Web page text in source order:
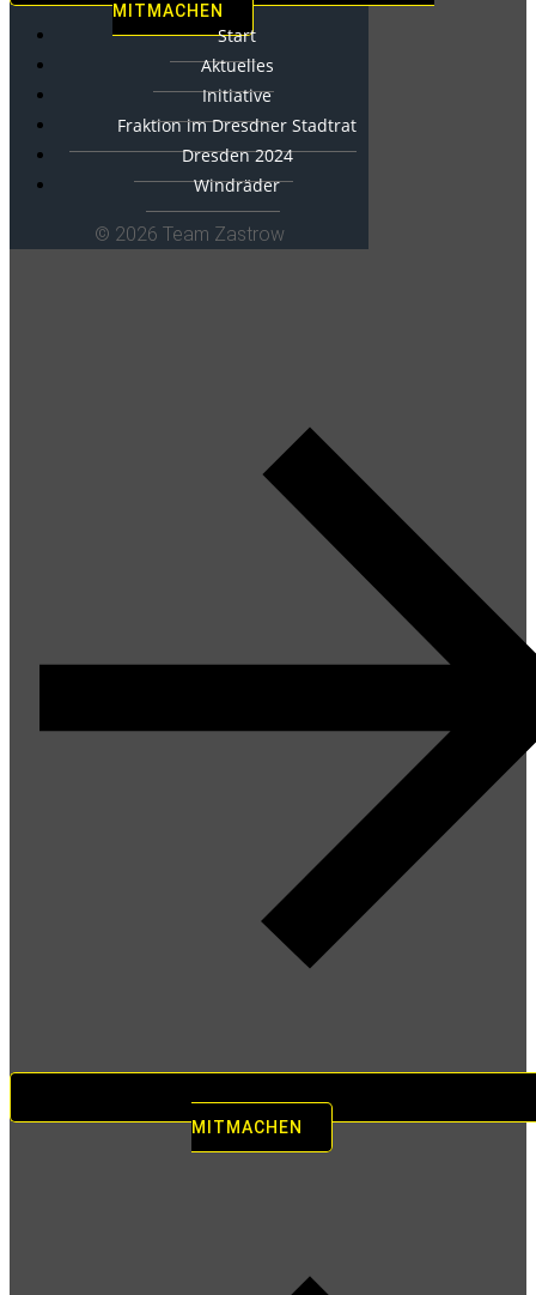
MITMACHEN
Start
Aktuelles
Initiative
Fraktion im Dresdner Stadtrat
Dresden 2024
Windräder
© 2026 Team Zastrow
MITMACHEN